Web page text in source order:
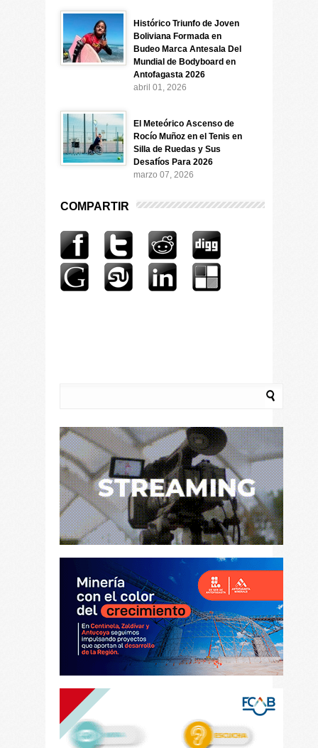
Histórico Triunfo de Joven
Boliviana Formada en
Budeo Marca Antesala Del
Mundial de Bodyboard en
Antofagasta 2026
abril 01, 2026
El Meteórico Ascenso de
Rocío Muñoz en el Tenis en
Silla de Ruedas y Sus
Desafíos Para 2026
marzo 07, 2026
COMPARTIR